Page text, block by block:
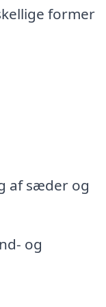
former
af sæder og
og